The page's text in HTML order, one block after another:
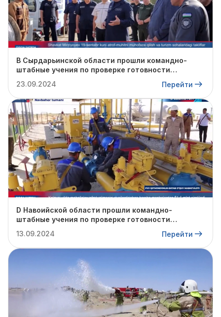
В Сырдарьинской области прошли командно-
штабные учения по проверке готовности
отопительному сезону.
23.09.2024 Перейти
D Навоийской области прошли командно-
штабные учения по проверке готовности
отопительному сезону.
13.09.2024 Перейти